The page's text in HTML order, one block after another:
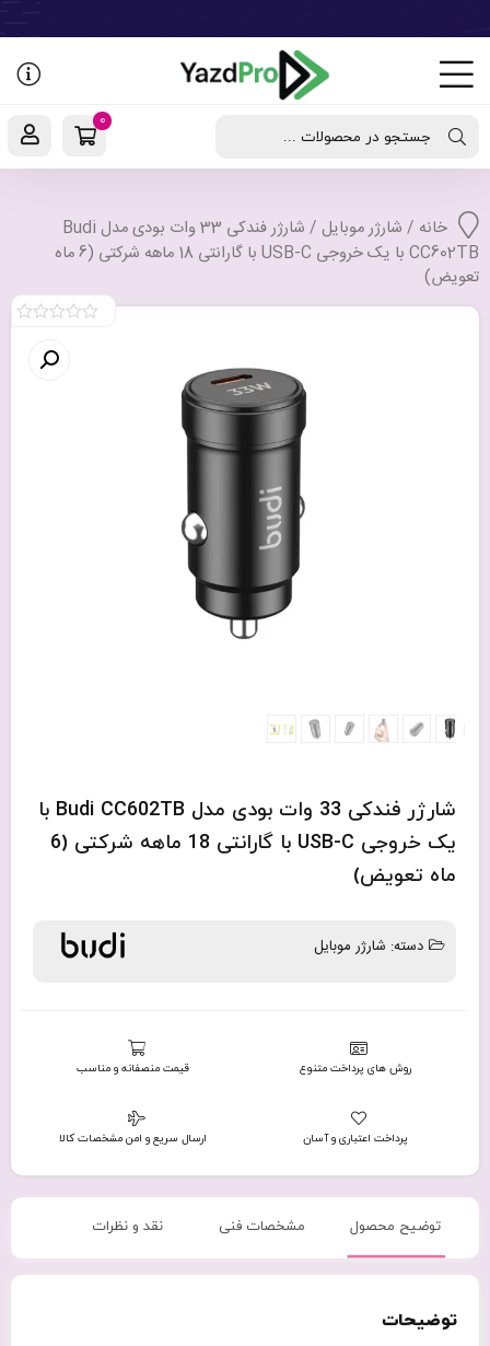
جستجو در محصولات ...
0
خانه / شارژر موبایل
/ شارژر فندکی 33 وات بودی مدل Budi
CC602TB با یک خروجی USB-C با گارانتی 18 ماهه شرکتی (6 ماه
تعویض)
شارژر فندکی 33 وات بودی مدل Budi CC602TB با
یک خروجی USB-C با گارانتی 18 ماهه شرکتی (6
ماه تعویض)
دسته: شارژر موبایل
روش های پرداخت متنوع قیمت منصفانه و مناسب
پرداخت اعتباری و آسان ارسال سریع و امن مشخصات کالا
توضیح محصول مشخصات فنی نقد و نظرات
توضیحات